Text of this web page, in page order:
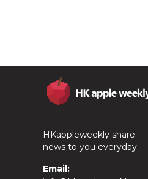
HKappleweekly share
news to you everyday
Email: